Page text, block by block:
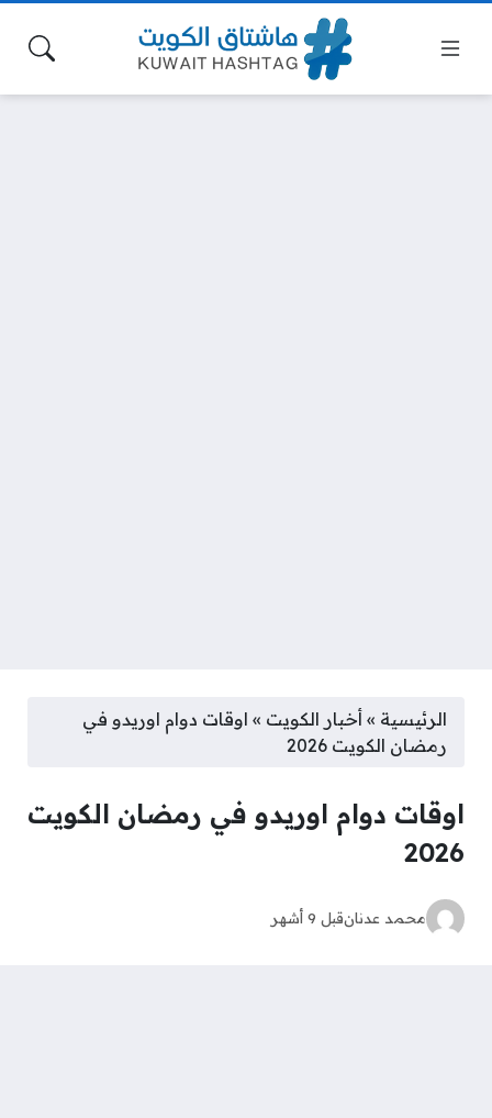
الرئيسية » أخبار الكويت » اوقات دوام اوريدو في
رمضان الكويت 2026
اوقات دوام اوريدو في رمضان الكويت
2026
محمد عدنانقبل 9 أشهر